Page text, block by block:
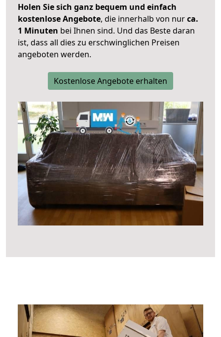
Holen Sie sich ganz bequem und einfach
kostenlose Angebote, die innerhalb von nurca.
1 Minuten bei Ihnen sind. Und das Beste daran
ist, dass all dies zu erschwinglichen Preisen
angeboten werden.
Kostenlose Angebote erhalten